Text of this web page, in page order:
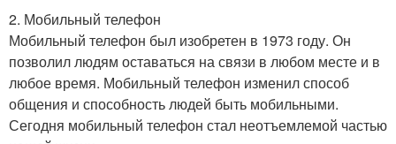
2. Мобильный телефон
Мобильный телефон был изобретен в 1973 году. Он
позволил людям оставаться на связи в любом месте и в
любое время. Мобильный телефон изменил способ
общения и способность людей быть мобильными.
Сегодня мобильный телефон стал неотъемлемой частью